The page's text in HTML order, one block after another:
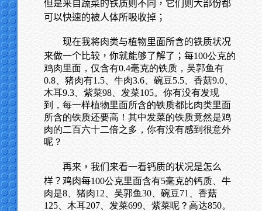
但是来自蔬菜的铁质则不同，它们则大部份都
可以快速的被人体所吸收掉；
现在我将肉类与植物里面所含的铁质状况
来做一个比较，你就能够了解了；每100公克的
鸡肉里面，仅含有0.4毫克的铁质，吴郭鱼有
0.8、猪肉有1.5、牛肉3.6、碗豆5.5、香菇9.0、
木耳9.3、紫菜98、发菜105。你有没有发现
到，每一样植物里面所含的铁质都比肉类里面
所含的铁质还要高！其中发菜的铁质竟然是鸡
肉的二百六十二倍之多，你有没有感到很意外
呢？
再来，我们来看一看钙质的状况是怎么
样？鸡肉每100公克里面含有5毫克的钙质、牛
肉是8、猪肉12、吴郭鱼30、碗豆71、香菇
125、木耳207、发菜699、紫菜呢？高达850。